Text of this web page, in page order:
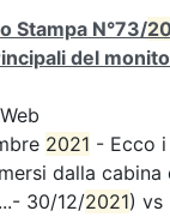
Stampa N°73/
del
2021 - Ecco
dalla cabina
30/12/2021) vs